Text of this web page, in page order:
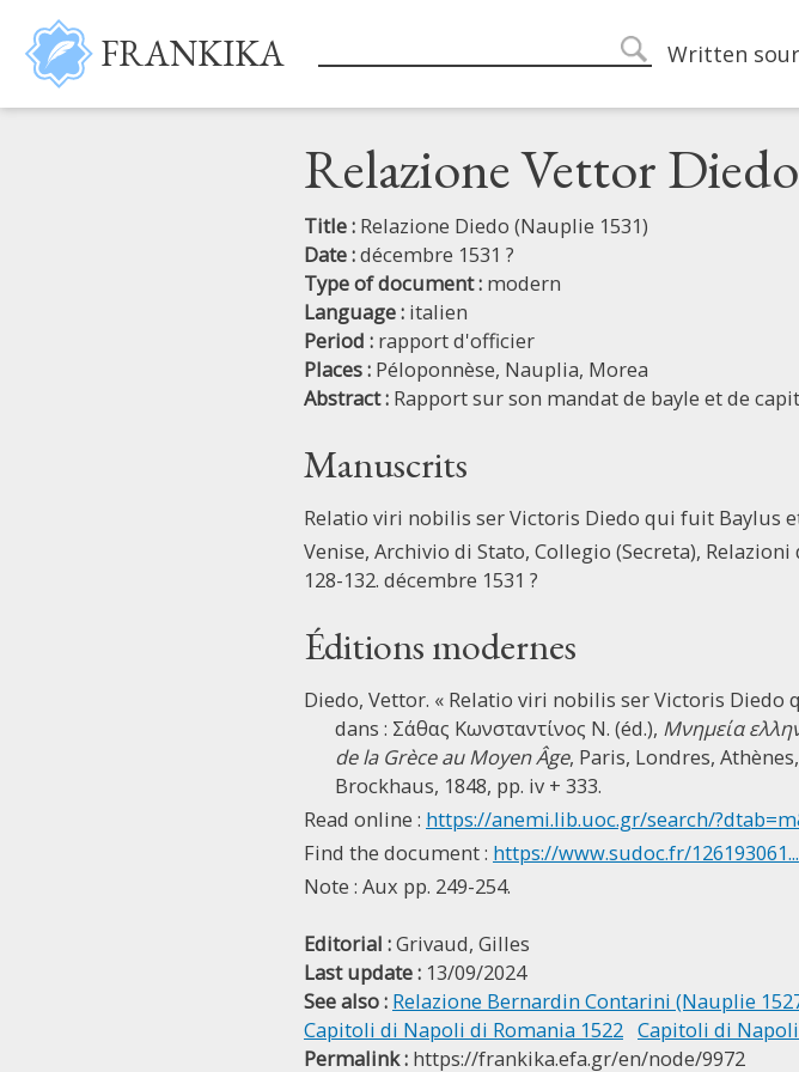
Skip to main content
FRANKIKA search
Main
Written
Relazione Vettor
Title : Relazione Diedo (Nauplie 1531)
Date :décembre 1531 ?
Type of document : modern
Language : italien
Period : rapport d'officier
Places : Péloponnèse, Nauplia, Morea
Abstract : Rapport sur son mandat de bayle et de
Manuscrits
Relatio viri nobilis ser Victoris Diedo qui fuit Baylus
Venise, Archivio di Stato, Collegio (Secreta),
128-132. décembre 1531 ?
Éditions modernes
Diedo, Vettor. « Relatio viri nobilis ser Victoris
dans : Σάθας Κωνσταντίνος Ν. (éd.), Μνημεία
de la Grèce au Moyen Âge, Paris, Londres,
Brockhaus, 1848, pp. iv + 333.
Read online : https://anemi.lib.uoc.gr/search/
Find the document : https://www.sudoc.fr/126193061...
Note : Aux pp. 249-254.
Editorial :Grivaud, Gilles
Last update : 13/09/2024
See also : Relazione Bernardin Contarini (Nauplie
Capitoli di Napoli di Romania 1522 Capitoli di
Permalink : https://frankika.efa.gr/en/node/9972